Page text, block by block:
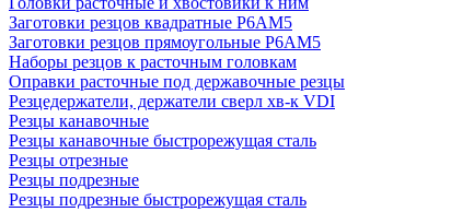
Заготовки резцов квадратные Р6АМ5
Заготовки резцов прямоугольные Р6АМ5
Наборы резцов к расточным головкам
Оправки расточные под державочные резцы
Резцедержатели, держатели сверл хв-к VDI
Резцы канавочные
Резцы канавочные быстрорежущая сталь
Резцы отрезные
Резцы подрезные
Резцы подрезные быстрорежущая сталь